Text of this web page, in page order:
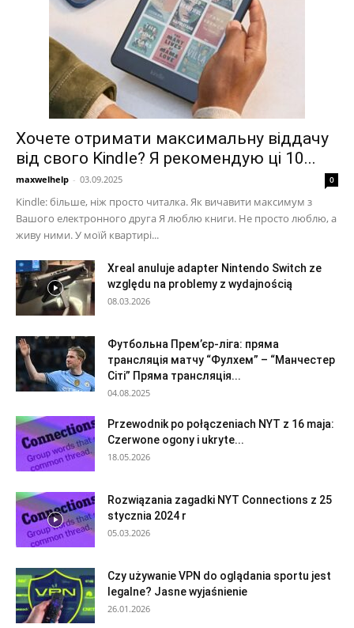
Хочете отримати максимальну віддачу
від свого Kindle? Я рекомендую ці 10...
maxwelhelp - 03.09.2025 0
Kindle: більше, ніж просто читалка. Як вичавити максимум з
Вашого електронного друга Я люблю книги. Не просто люблю, а
живу ними. У моїй квартирі...
Xreal anuluje adapter Nintendo Switch ze
względu na problemy z wydajnością
08.03.2026
Футбольна Прем’єр-ліга: пряма
трансляція матчу “Фулхем” – “Манчестер
Сіті” Пряма трансляція...
04.08.2025
Przewodnik po połączeniach NYT z 16 maja:
Czerwone ogony i ukryte...
18.05.2026
Rozwiązania zagadki NYT Connections z 25
stycznia 2024 r
05.03.2026
Czy używanie VPN do oglądania sportu jest
legalne? Jasne wyjaśnienie
26.01.2026